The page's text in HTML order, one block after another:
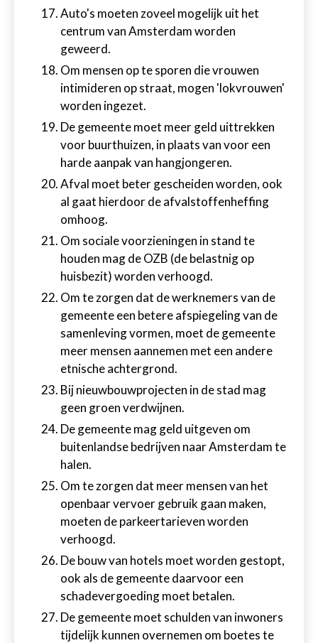
Auto's moeten zoveel mogelijk uit het
centrum van Amsterdam worden
geweerd.
Om mensen op te sporen die vrouwen
intimideren op straat, mogen 'lokvrouwen'
worden ingezet.
De gemeente moet meer geld uittrekken
voor buurthuizen, in plaats van voor een
harde aanpak van hangjongeren.
Afval moet beter gescheiden worden, ook
al gaat hierdoor de afvalstoffenheffing
omhoog.
Om sociale voorzieningen in stand te
houden mag de OZB (de belastnig op
huisbezit) worden verhoogd.
Om te zorgen dat de werknemers van de
gemeente een betere afspiegeling van de
samenleving vormen, moet de gemeente
meer mensen aannemen met een andere
etnische achtergrond.
Bij nieuwbouwprojecten in de stad mag
geen groen verdwijnen.
De gemeente mag geld uitgeven om
buitenlandse bedrijven naar Amsterdam te
halen.
Om te zorgen dat meer mensen van het
openbaar vervoer gebruik gaan maken,
moeten de parkeertarieven worden
verhoogd.
De bouw van hotels moet worden gestopt,
ook als de gemeente daarvoor een
schadevergoeding moet betalen.
De gemeente moet schulden van inwoners
tijdelijk kunnen overnemen om boetes te